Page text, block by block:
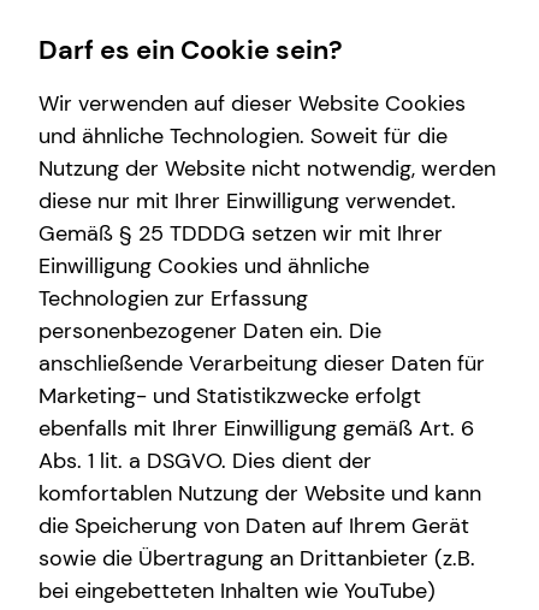
Wissenswertes
Interview
Über mich
Über tecis
Podcast
teamzukunft
Finanzberatung
Altersvorsorge
Investment
Arbeitskraftabsicherung
Kindervorsorge
Sach- und Vermögenssicherung
Kapitalanlage Immobilien
Immobilienfinanzierung
Private Krankenvorsorge
Service
Kundenportal
Schadenabwicklung
Karriere-Infos
Karrierechancen
Initiativbewerbung
Jerome Hellerberg
Darf es ein Cookie sein?
Wir verwenden auf dieser Website Cookies
und ähnliche Technologien. Soweit für die
Nutzung der Website nicht notwendig, werden
diese nur mit Ihrer Einwilligung verwendet.
Gemäß § 25 TDDDG setzen wir mit Ihrer
Einwilligung Cookies und ähnliche
Technologien zur Erfassung
personenbezogener Daten ein. Die
anschließende Verarbeitung dieser Daten für
Marketing- und Statistikzwecke erfolgt
ebenfalls mit Ihrer Einwilligung gemäß Art. 6
Abs. 1 lit. a DSGVO. Dies dient der
komfortablen Nutzung der Website und kann
die Speicherung von Daten auf Ihrem Gerät
sowie die Übertragung an Drittanbieter (z.B.
bei eingebetteten Inhalten wie YouTube)